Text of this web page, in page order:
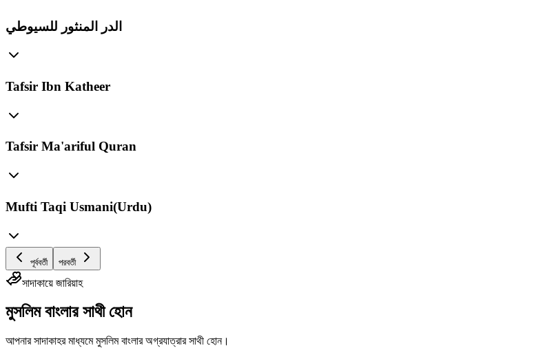
الدر المنثور للسيوطي
Tafsir Ibn Katheer
Tafsir Ma'ariful Quran
Mufti Taqi Usmani(Urdu)
পূর্ববর্তী পরবর্তী
সাদাকায়ে জারিয়াহ
মুসলিম বাংলার সাথী হোন
আপনার সাদাকাহর মাধ্যমে মুসলিম বাংলার অগ্রযাত্রার সাথী হোন।